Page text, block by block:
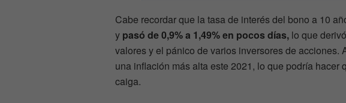
Cabe recordar que la tasa de interés del bono a 10
y pasó de 0,9% a 1,49% en pocos días, lo que
valores y el pánico de varios inversores de acciones.
una inflación más alta este 2021, lo que podría hacer
caiga.